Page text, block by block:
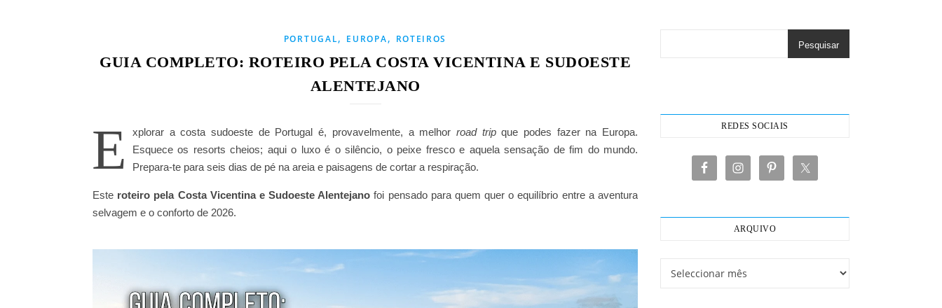
PORTUGAL, EUROPA, ROTEIROS
GUIA COMPLETO: ROTEIRO PELA COSTA VICENTINA E SUDOESTE
ALENTEJANO
E xplorar a costa sudoeste de Portugal é, provavelmente, a melhor road tripque podes fazer na Europa.
Esquece os resorts cheios; aqui o luxo é o silêncio, o peixe fresco e aquela sensação de fim do mundo.
Prepara-te para seis dias de pé na areia e paisagens de cortar a respiração.
Este roteiro pela Costa Vicentina e Sudoeste Alentejano foi pensado para quem quer o equilíbrio entre a aventura
selvagem e o conforto de 2026.
Pesquisar
REDES SOCIAIS
ARQUIVO
Arquivo